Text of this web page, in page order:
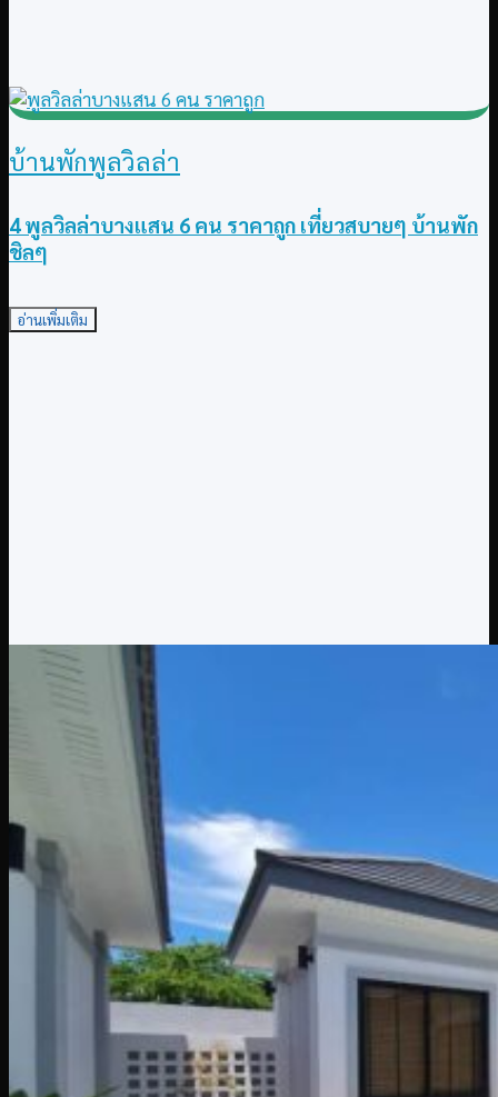
บ้านพักพูลวิลล่า
4 พูลวิลล่าบางแสน 6 คน ราคาถูก เที่ยวสบายๆ บ้านพัก
ชิลๆ
อ่านเพิ่มเติม